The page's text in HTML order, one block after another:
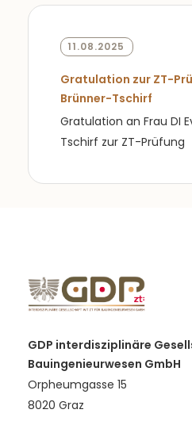
11.08.2025
Gratulation zur ZT-
Brünner-Tschirf
Gratulation an Frau DI
Tschirf zur ZT-Prüfung
GDP interdisziplinäre
Bauingenieurwesen GmbH
Orpheumgasse 15
8020 Graz